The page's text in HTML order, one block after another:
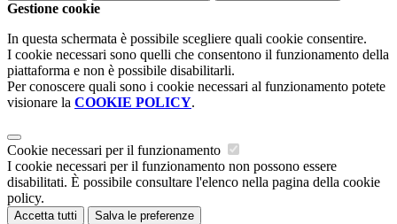
Gestione cookie
In questa schermata è possibile scegliere quali cookie consentire.
I cookie necessari sono quelli che consentono il funzionamento della
piattaforma e non è possibile disabilitarli.
Per conoscere quali sono i cookie necessari al funzionamento potete
visionare la COOKIE POLICY.
Cookie necessari per il funzionamento
I cookie necessari per il funzionamento non possono essere
disabilitati. È possibile consultare l'elenco nella pagina della cookie
policy.
Accetta tutti Salva le preferenze